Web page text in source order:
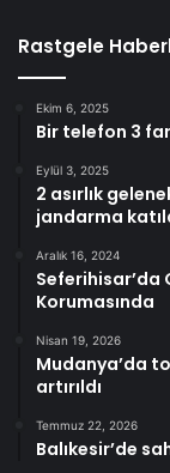
Rastgele
Ekim 6, 2025
Bir telefon 3
Eylül 3, 2025
2 asırlık
jandarma
Aralık 16, 2024
Seferihisar’da
Korumasında
Nisan 19, 2026
Mudanya’da
artırıldı
Temmuz 22, 2026
Balıkesir’de